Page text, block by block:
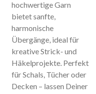
hochwertige Garn
bietet sanfte,
harmonische
Übergänge, ideal für
kreative Strick- und
Häkelprojekte. Perfekt
für Schals, Tücher oder
Decken – lassen Deiner